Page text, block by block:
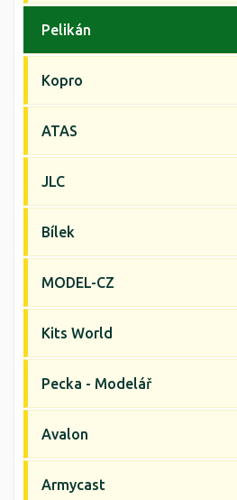
Pelikán
Kopro
ATAS
JLC
Bílek
MODEL-CZ
Kits World
Pecka - Modelář
Avalon
Armycast